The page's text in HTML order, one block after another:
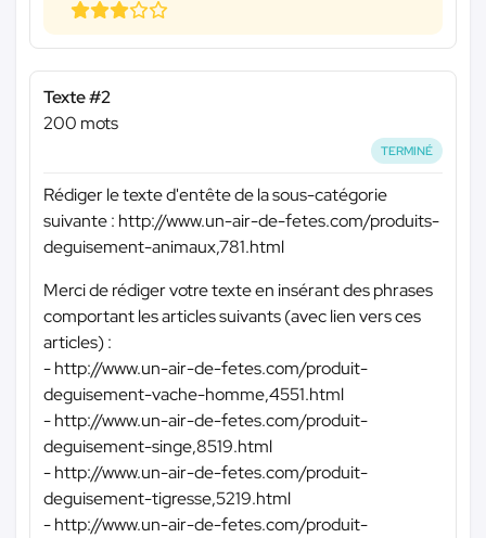
Texte #2
200 mots
TERMINÉ
Rédiger le texte d'entête de la sous-catégorie
suivante : http://www.un-air-de-fetes.com/produits-
deguisement-animaux,781.html
Merci de rédiger votre texte en insérant des phrases
comportant les articles suivants (avec lien vers ces
articles) :
- http://www.un-air-de-fetes.com/produit-
deguisement-vache-homme,4551.html
- http://www.un-air-de-fetes.com/produit-
deguisement-singe,8519.html
- http://www.un-air-de-fetes.com/produit-
deguisement-tigresse,5219.html
- http://www.un-air-de-fetes.com/produit-